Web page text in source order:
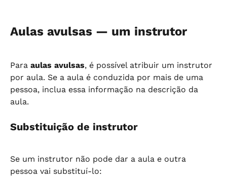
Aulas avulsas — um instrutor
Para aulas avulsas, é possível atribuir um instrutor
por aula. Se a aula é conduzida por mais de uma
pessoa, inclua essa informação na descrição da
aula.
Substituição de instrutor
Se um instrutor não pode dar a aula e outra
pessoa vai substituí-lo: